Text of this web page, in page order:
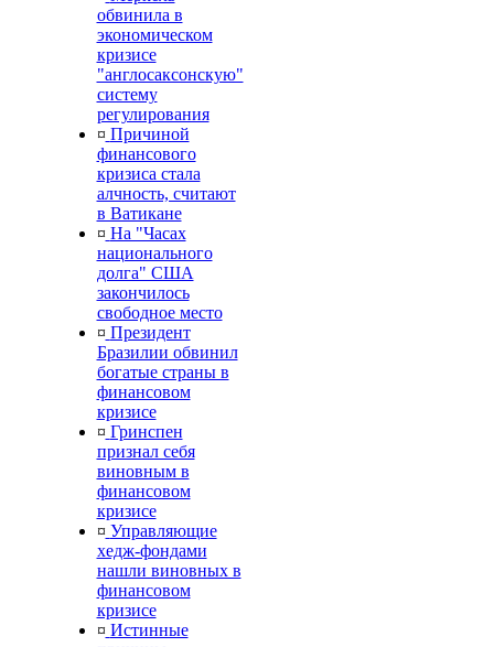
обвинила в
экономическом
кризисе
"англосаксонскую"
систему
регулирования
¤ Причиной
финансового
кризиса стала
алчность, считают
в Ватикане
¤ На "Часах
национального
долга" США
закончилось
свободное место
¤ Президент
Бразилии обвинил
богатые страны в
финансовом
кризисе
¤ Гринспен
признал себя
виновным в
финансовом
кризисе
¤ Управляющие
хедж-фондами
нашли виновных в
финансовом
кризисе
¤ Истинные